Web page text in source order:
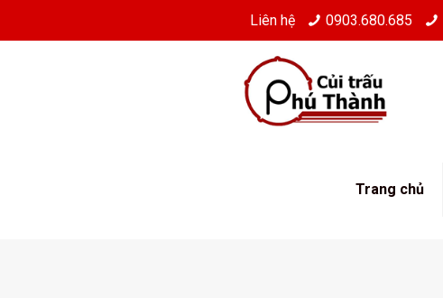
Liên hệ 0903.680.685
Trang chủ